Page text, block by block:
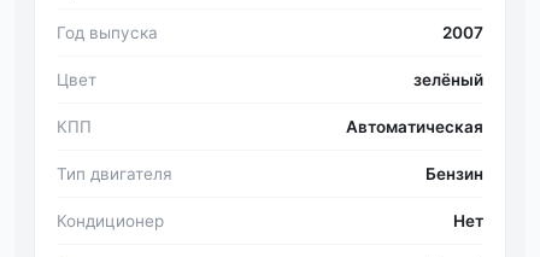
Год выпуска 2007
Цвет зелёный
КПП Автоматическая
Тип двигателя Бензин
Кондиционер Нет